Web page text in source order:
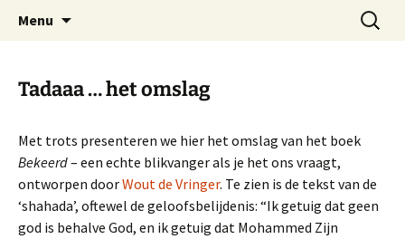
Bekeerd
Boek over bekering tot de islam
Menu
Zoeken
naar:
Tadaaa … het omslag
Met trots presenteren we hier het omslag van het boek
Bekeerd– een echte blikvanger als je het ons vraagt,
ontworpen doorWout de Vringer. Te zien is de tekst van de
‘shahada’, oftewel de geloofsbelijdenis: “Ik getuig dat geen
god is behalve God, en ik getuig dat Mohammed Zijn